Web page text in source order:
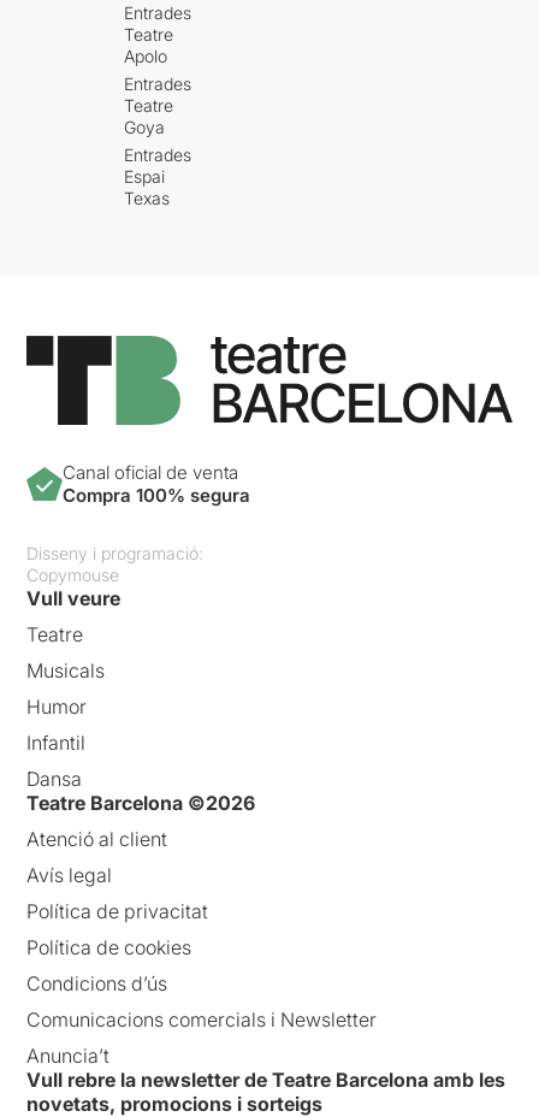
Entrades
Teatre
Apolo
Entrades
Teatre
Goya
Entrades
Espai
Texas
Canal oficial de venta
Compra 100% segura
Disseny i programació:
Copymouse
Vull veure
Teatre
Musicals
Humor
Infantil
Dansa
Teatre Barcelona ©2026
Atenció al client
Avís legal
Política de privacitat
Política de cookies
Condicions d’ús
Comunicacions comercials i Newsletter
Anuncia’t
Vull rebre la newsletter de Teatre Barcelona amb les
novetats, promocions i sorteigs